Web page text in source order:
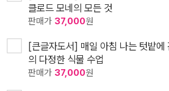
클로드 모네의 모든 것
판매가 37,000원
[큰글자도서] 매일 아침 나는 텃밭
의 다정한 식물 수업
판매가 37,000원